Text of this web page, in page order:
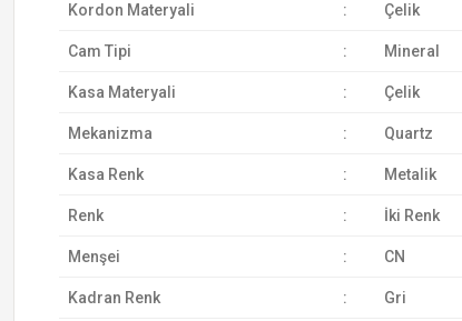
Kordon Materyali : Çelik
Cam Tipi : Mineral
Kasa Materyali : Çelik
Mekanizma : Quartz
Kasa Renk : Metalik
Renk : İki Renk
Menşei : CN
Kadran Renk : Gri